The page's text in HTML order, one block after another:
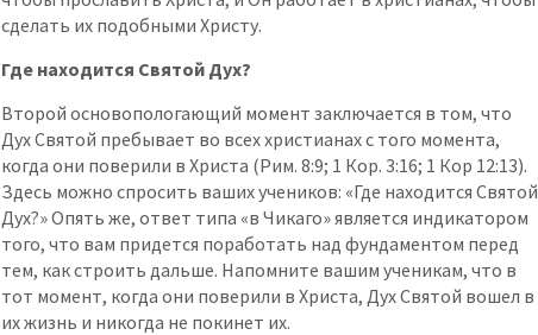
сделать их подобными Христу.
Где находится Святой Дух?
Второй основопологающий момент заключается в том, что
Дух Святой пребывает во всех христианах с того момента,
когда они поверили в Христа (Рим. 8:9; 1 Кор. 3:16; 1 Кор 12:13).
Здесь можно спросить ваших учеников: «Где находится Святой
Дух?» Опять же, ответ типа «в Чикаго» является индикатором
того, что вам придется поработать над фундаментом перед
тем, как строить дальше. Напомните вашим ученикам, что в
тот момент, когда они поверили в Христа, Дух Святой вошел в
их жизнь и никогда не покинет их.